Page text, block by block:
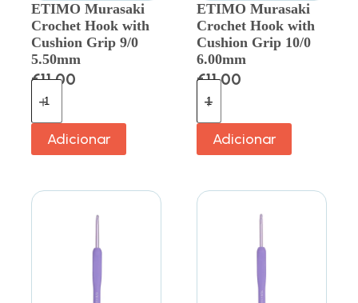
ETIMO Murasaki
Crochet Hook with
Cushion Grip 9/0
5.50mm
€11.00
Adicionar
ETIMO Murasaki
Crochet Hook with
Cushion Grip 10/0
6.00mm
€11.00
Adicionar